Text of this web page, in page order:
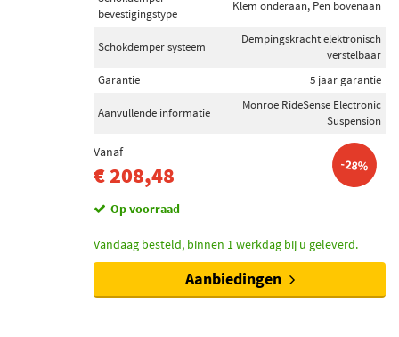
bevestigingstype
Klem onderaan, Pen bovenaan
Schokdemper systeem
Dempingskracht elektronisch
verstelbaar
Garantie
5 jaar garantie
Aanvullende informatie
Monroe RideSense Electronic
Suspension
Vanaf
€ 208,48 -28%
Op voorraad
Vandaag besteld, binnen 1 werkdag bij u geleverd.
Aanbiedingen